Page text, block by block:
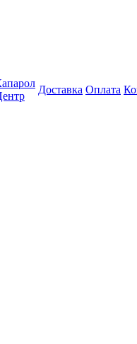
Доставка Оплата